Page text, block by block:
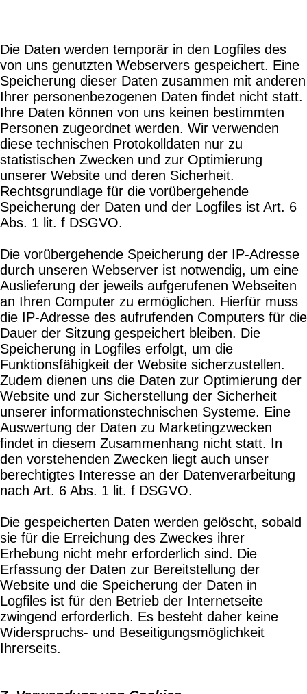
Die Daten werden temporär in den Logfiles des
von uns genutzten Webservers gespeichert. Eine
Speicherung dieser Daten zusammen mit anderen
Ihrer personenbezogenen Daten findet nicht statt.
Ihre Daten können von uns keinen bestimmten
Personen zugeordnet werden. Wir verwenden
diese technischen Protokolldaten nur zu
statistischen Zwecken und zur Optimierung
unserer Website und deren Sicherheit.
Rechtsgrundlage für die vorübergehende
Speicherung der Daten und der Logfiles ist Art. 6
Abs. 1 lit. f DSGVO.
Die vorübergehende Speicherung der IP-Adresse
durch unseren Webserver ist notwendig, um eine
Auslieferung der jeweils aufgerufenen Webseiten
an Ihren Computer zu ermöglichen. Hierfür muss
die IP-Adresse des aufrufenden Computers für die
Dauer der Sitzung gespeichert bleiben. Die
Speicherung in Logfiles erfolgt, um die
Funktionsfähigkeit der Website sicherzustellen.
Zudem dienen uns die Daten zur Optimierung der
Website und zur Sicherstellung der Sicherheit
unserer informationstechnischen Systeme. Eine
Auswertung der Daten zu Marketingzwecken
findet in diesem Zusammenhang nicht statt. In
den vorstehenden Zwecken liegt auch unser
berechtigtes Interesse an der Datenverarbeitung
nach Art. 6 Abs. 1 lit. f DSGVO.
Die gespeicherten Daten werden gelöscht, sobald
sie für die Erreichung des Zweckes ihrer
Erhebung nicht mehr erforderlich sind. Die
Erfassung der Daten zur Bereitstellung der
Website und die Speicherung der Daten in
Logfiles ist für den Betrieb der Internetseite
zwingend erforderlich. Es besteht daher keine
Widerspruchs- und Beseitigungsmöglichkeit
Ihrerseits.